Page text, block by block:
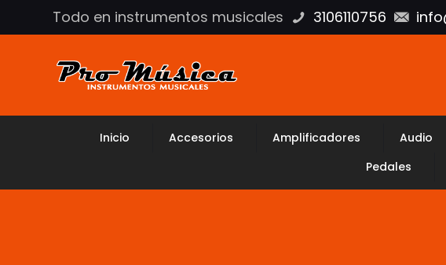
Todo en instrumentos musicales 3106110756
Inicio Accesorios Amplificadores Audio
Pedales